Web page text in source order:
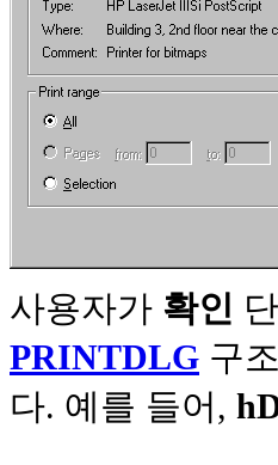
사용자가 확인
PRINTDLG 구
다. 예를 들어,